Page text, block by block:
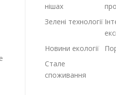
нішах
Зелені технології
Новини екології
Стале
споживання